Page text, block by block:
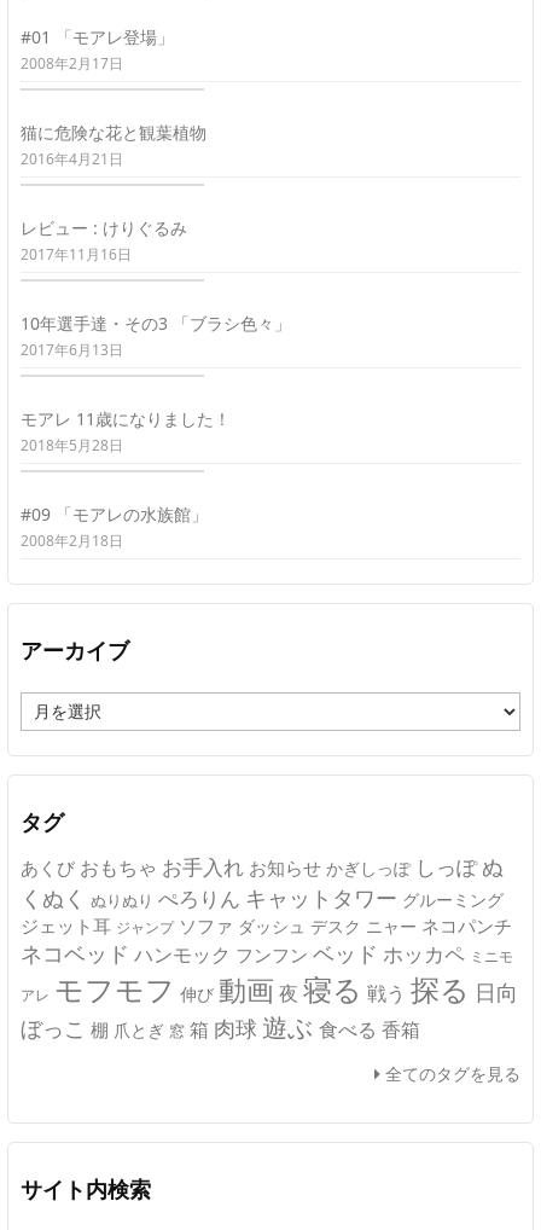
#01 「モアレ登場」
2008年2月17日
猫に危険な花と観葉植物
2016年4月21日
レビュー : けりぐるみ
2017年11月16日
10年選手達・その3 「ブラシ色々」
2017年6月13日
モアレ 11歳になりました！
2018年5月28日
#09 「モアレの水族館」
2008年2月18日
アーカイブ
ー
カ
イ
タグ
あくび おもちゃ お手入れ お知らせ かぎしっぽ しっぽ ぬ
くぬく ぬりぬり ぺろりん キャットタワー グルーミング
ジェット耳 ジャンプ ソファ ダッシュ デスク ニャー ネコパンチ
ネコベッド ハンモック フンフン ベッド ホッカペ ミニモ
アレ モフモフ 伸び 動画 夜 寝る 戦う 探る 日向
ぼっこ 棚 爪とぎ 窓 箱 肉球 遊ぶ 食べる 香箱
全てのタグを見る
サイト内検索